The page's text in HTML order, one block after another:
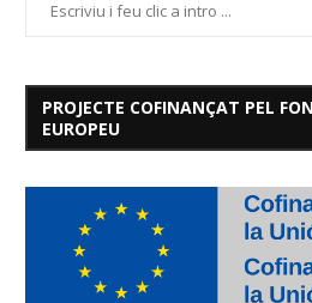
PROJECTE COFINANÇAT PEL
EUROPEU